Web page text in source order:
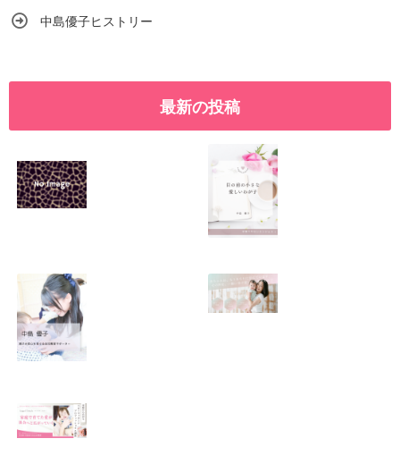
中島優子ヒストリー
最新の投稿
2026.01.11 2026.01.08
りますように
2026.01.06